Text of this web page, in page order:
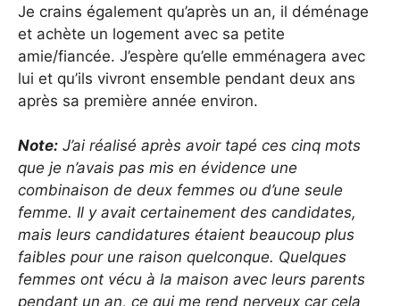
Je crains également qu’après un an, il déménage
et achète un logement avec sa petite
amie/fiancée. J’espère qu’elle emménagera avec
lui et qu’ils vivront ensemble pendant deux ans
après sa première année environ.
Note: J’ai réalisé après avoir tapé ces cinq mots
que je n’avais pas mis en évidence une
combinaison de deux femmes ou d’une seule
femme. Il y avait certainement des candidates,
mais leurs candidatures étaient beaucoup plus
faibles pour une raison quelconque. Quelques
femmes ont vécu à la maison avec leurs parents
pendant un an, ce qui me rend nerveux car cela